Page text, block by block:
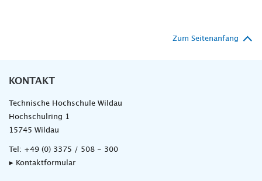
Zum Seitenanfang
KONTAKT
Technische Hochschule Wildau
Hochschulring 1
15745 Wildau
Tel: +49 (0) 3375 / 508 - 300
▸ Kontaktformular